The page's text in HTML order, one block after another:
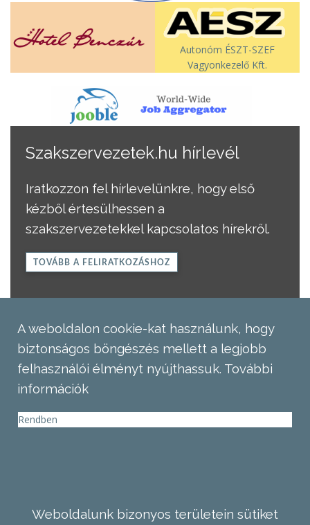
Autonóm ÉSZT-SZEF
Vagyonkezelő Kft.
Szakszervezetek.hu hírlevél
Iratkozzon fel hírlevelünkre, hogy első
kézből értesülhessen a
szakszervezetekkel kapcsolatos hírekről.
TOVÁBB A FELIRATKOZÁSHOZ
A weboldalon cookie-kat használunk, hogy
biztonságos böngészés mellett a legjobb
felhasználói élményt nyújthassuk. További
információk
Rendben
Weboldalunk bizonyos területein sütiket